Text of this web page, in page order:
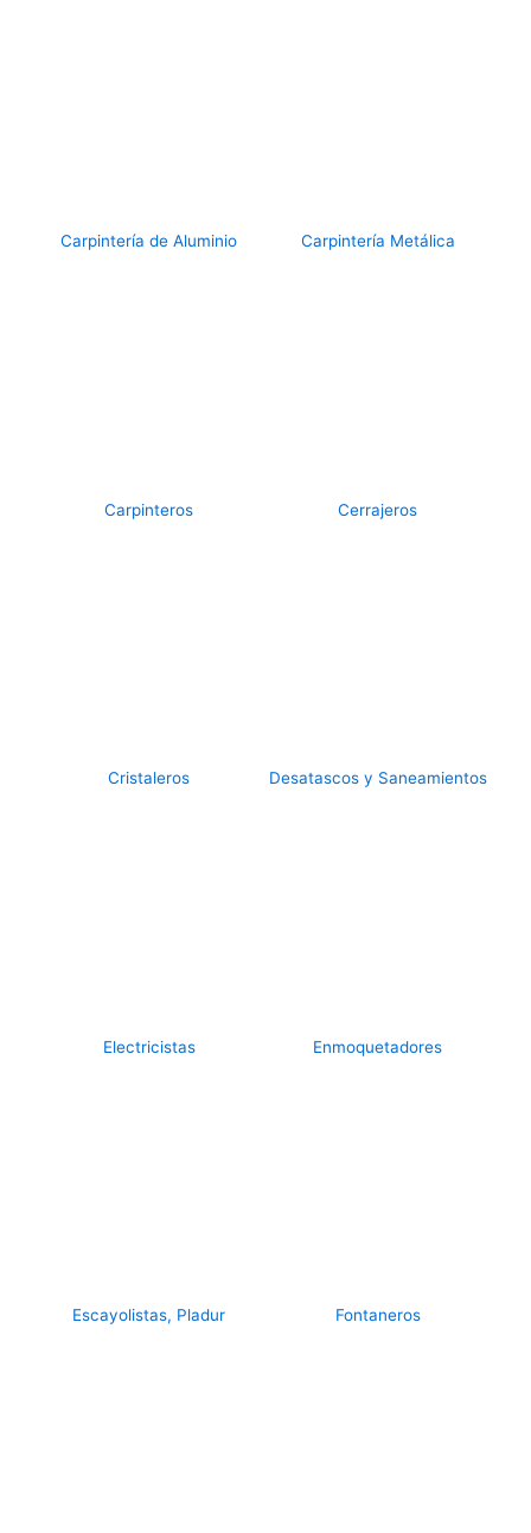
Carpintería de Aluminio Carpintería Metálica
Carpinteros Cerrajeros
Cristaleros Desatascos y Saneamientos
Electricistas Enmoquetadores
Escayolistas, Pladur Fontaneros